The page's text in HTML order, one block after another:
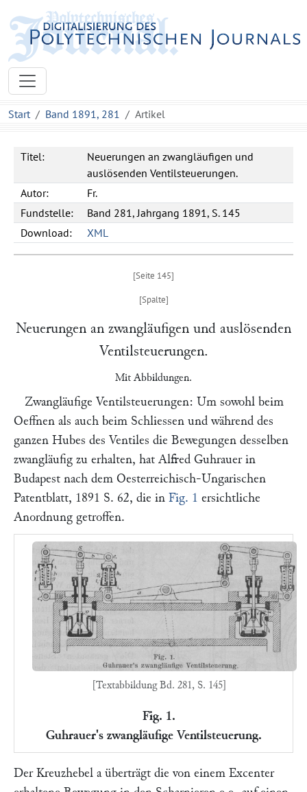
Start Band 1891, 281 Artikel
Titel:
Neuerungen an zwangläufigen und
auslösenden Ventilsteuerungen.
Autor:
Fr.
Fundstelle:
Band 281, Jahrgang 1891, S. 145
Download:
XML
Neuerungen an zwangläufigen und auslösenden
Ventilsteuerungen.
Mit Abbildungen.
Zwangläufige Ventilsteuerungen: Um sowohl beim
Oeffnen als auch beim Schliessen und während des
ganzen Hubes des Ventiles die Bewegungen desselben
zwangläufig zu erhalten, hat Alfred Guhrauerin
Budapest nach dem Oesterreichisch-Ungarischen
Patentblatt, 1891 S. 62, die in Fig. 1 ersichtliche
Anordnung getroffen.
[Textabbildung Bd. 281, S. 145]
Fig. 1.
Guhrauer's zwangläufige Ventilsteuerung.
Der Kreuzhebel aüberträgt die von einem Excenter